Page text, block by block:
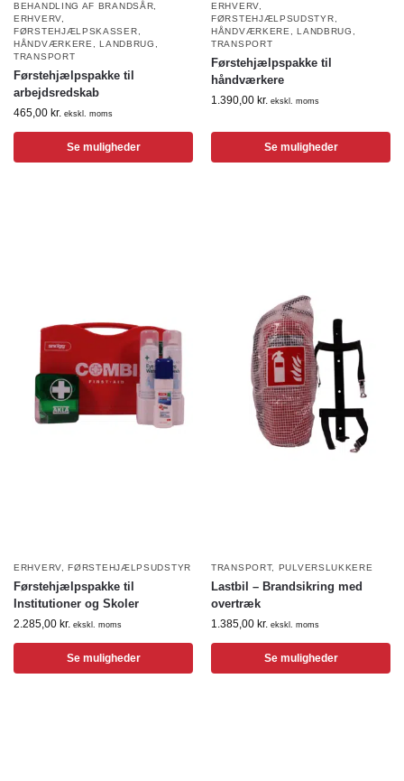
BEHANDLING AF BRANDSÅR,
ERHVERV,
FØRSTEHJÆLPSKASSER,
HÅNDVÆRKERE, LANDBRUG ,
TRANSPORT
Førstehjælpspakke til
arbejdsredskab
465,00 kr. ekskl. moms
Se muligheder
ERHVERV,
FØRSTEHJÆLPSUDSTYR,
HÅNDVÆRKERE, LANDBRUG ,
TRANSPORT
Førstehjælpspakke til
håndværkere
1.390,00 kr. ekskl. moms
Se muligheder
ERHVERV, FØRSTEHJÆLPSUDSTYR
Førstehjælpspakke til
Institutioner og Skoler
2.285,00 kr. ekskl. moms
Se muligheder
TRANSPORT, PULVERSLUKKERE
Lastbil – Brandsikring med
overtræk
1.385,00 kr. ekskl. moms
Se muligheder